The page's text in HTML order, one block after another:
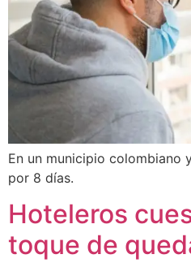
En un municipio colombiano
por 8 días.
Hoteleros
toque de